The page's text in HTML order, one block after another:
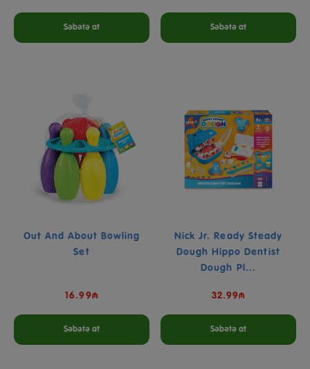
Səbətə at Səbətə at
Out And About Bowling
Set
16.99₼
Səbətə at
Nick Jr. Ready Steady
Dough Hippo Dentist
Dough Pl...
32.99₼
Səbətə at